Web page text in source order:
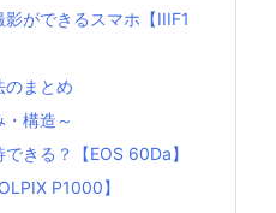
ができるスマホ【IIIF1
のまとめ
構造～
きる？【EOS 60Da】
P1000】